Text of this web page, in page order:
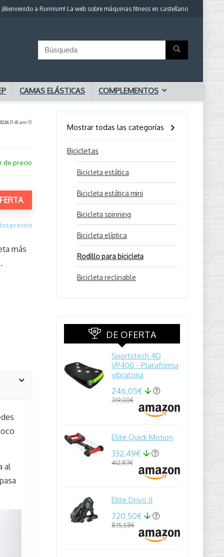
¡Bienvenido a Runnium! La web sobre máquinas fitness en castellano
CAMAS ELÁSTICAS COMPLEMENTOS
11:41 am
de precio
precios
más
al
Mostrar todas las categorías
Bicicletas
Bicicleta estática
Bicicleta estática mini
Bicicleta spinning
Bicicleta elíptica
Rodillo para bicicleta
Bicicleta reclinable
DE OFERTA
Sportstech 4D
VP400 - Plataforma
vibratoria
246,05€
319,00€
Elite Quick Motion
332,49€
412,83€
Elite Drivo II
720,50€
875,58€